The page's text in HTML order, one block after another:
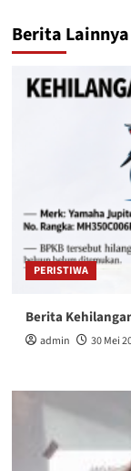
Berita Lainnya
PERISTIWA
Berita
admin 30 Mei